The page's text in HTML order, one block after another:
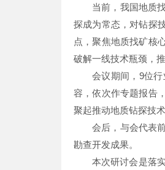
当前，我国地质
探成为常态，对钻探
点，聚焦地质找矿核
破解一线技术瓶颈，
会议期间，9位
容，依次作专题报告
聚起推动地质钻探技
会后，与会代表
勘查开发成果。
本次研讨会是落